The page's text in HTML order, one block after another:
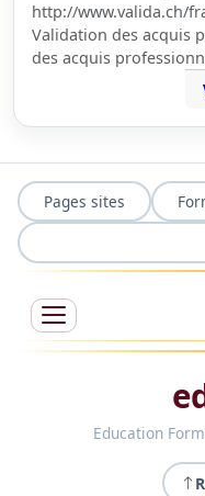
http://www.valida.ch/
Validation des acquis
des acquis
Pages sites
Education